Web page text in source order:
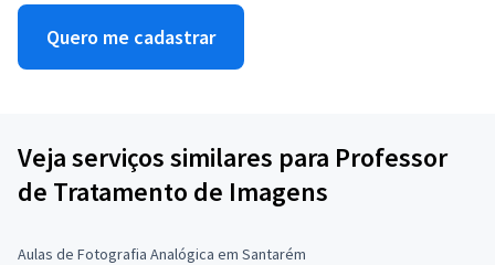
Quero me cadastrar
Veja serviços similares para Professor
de Tratamento de Imagens
Aulas de Fotografia Analógica em Santarém